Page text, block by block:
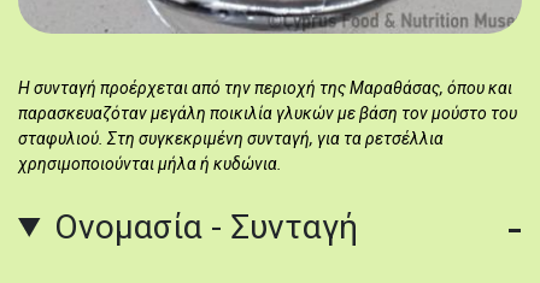
Η συνταγή προέρχεται από την περιοχή της Μαραθάσας, όπου και
παρασκευαζόταν μεγάλη ποικιλία γλυκών με βάση τον μούστο του
σταφυλιού. Στη συγκεκριμένη συνταγή, για τα ρετσέλλια
χρησιμοποιούνται μήλα ή κυδώνια.
Ονομασία - Συνταγή